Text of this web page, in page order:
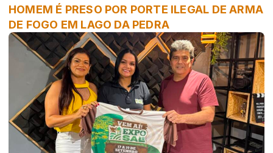
HOMEM É PRESO POR PORTE ILEGAL DE ARMA
DE FOGO EM LAGO DA PEDRA